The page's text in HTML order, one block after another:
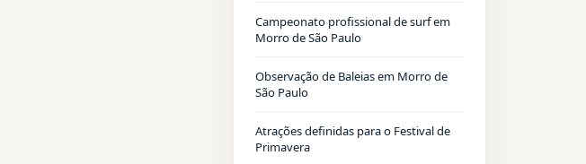
Campeonato profissional de surf em
Morro de São Paulo
Observação de Baleias em Morro de
São Paulo
Atrações definidas para o Festival de
Primavera